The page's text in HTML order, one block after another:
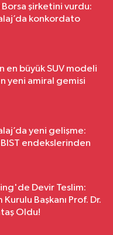
şirketini vurdu:
konkordato
en büyük SUV modeli
yeni amiral gemisi
yeni gelişme:
endekslerinden
Devir Teslim:
Başkanı Prof. Dr.
Oldu!